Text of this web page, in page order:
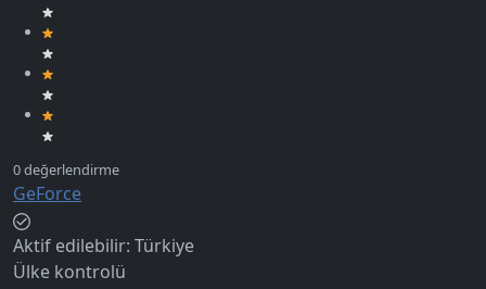
GeForce
Aktif edilebilir: Türkiye
Ülke kontrolü